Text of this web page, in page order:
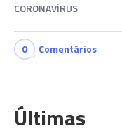
CORONAVÍRUS
0 Comentários
Últimas